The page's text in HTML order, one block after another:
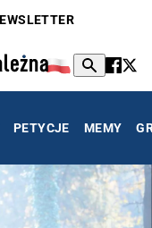
PETYCJE MEMY